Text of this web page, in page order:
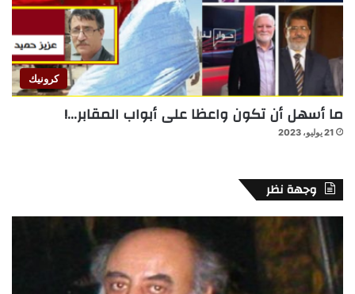
كرونيك
ما أسهل أن تكون واعظا على أبواب المقابر…!
21 يوليو، 2023
وجهة نظر